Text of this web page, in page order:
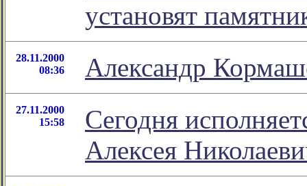
установят
28.11.2000
08:36
Александр
27.11.2000
15:58
Сегодня
Алексея